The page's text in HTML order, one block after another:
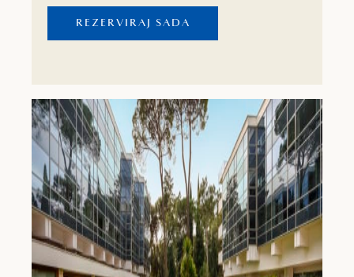
doživljaje i pamćenje.
REZERVIRAJ SADA